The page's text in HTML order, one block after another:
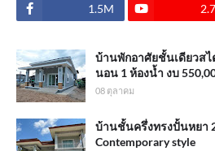
1.5M
บ้านพักอาศัยชั้นเดียวส
นอน 1 ห้องน้ำ งบ
08 ตุลาคม
บ้านชั้นครึ่งทรงปั้นหยา
Contemporary style